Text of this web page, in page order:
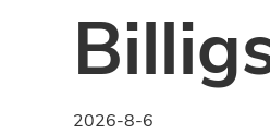
2026-8-6